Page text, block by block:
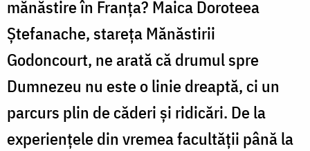
mănăstire în Franța? Maica Doroteea
Ștefanache, stareța Mănăstirii
Godoncourt, ne arată că drumul spre
Dumnezeu nu este o linie dreaptă, ci un
parcurs plin de căderi și ridicări. De la
experiențele din vremea facultății până la